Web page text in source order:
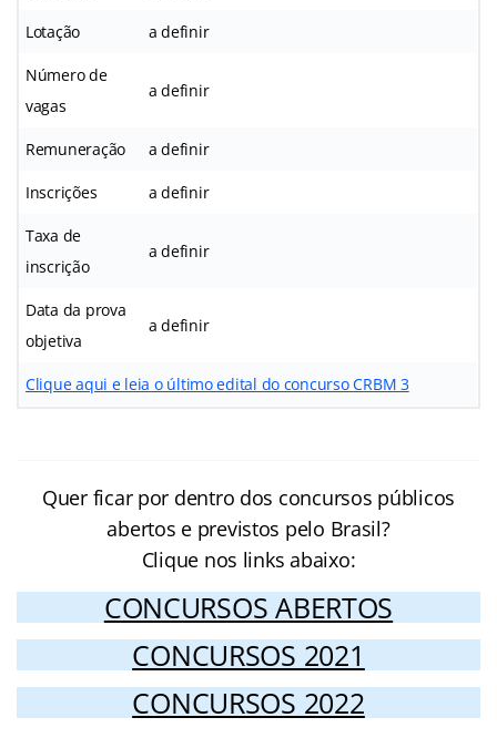
Lotação a definir
Número de
vagas
a definir
Remuneração a definir
Inscrições a definir
Taxa de
inscrição
a definir
Data da prova
objetiva
a definir
Clique aqui e leia o último edital do concurso CRBM 3
Quer ficar por dentro dos concursos públicos
abertos e previstos pelo Brasil?
Clique nos links abaixo:
CONCURSOS ABERTOS
CONCURSOS 2021
CONCURSOS 2022